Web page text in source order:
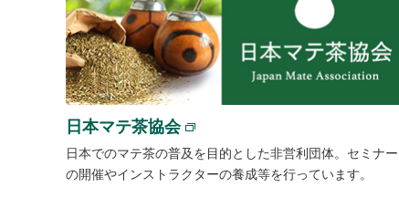
日本マテ茶協会
日本でのマテ茶の普及を目的とした非営利団体。セミナー
の開催やインストラクターの養成等を行っています。